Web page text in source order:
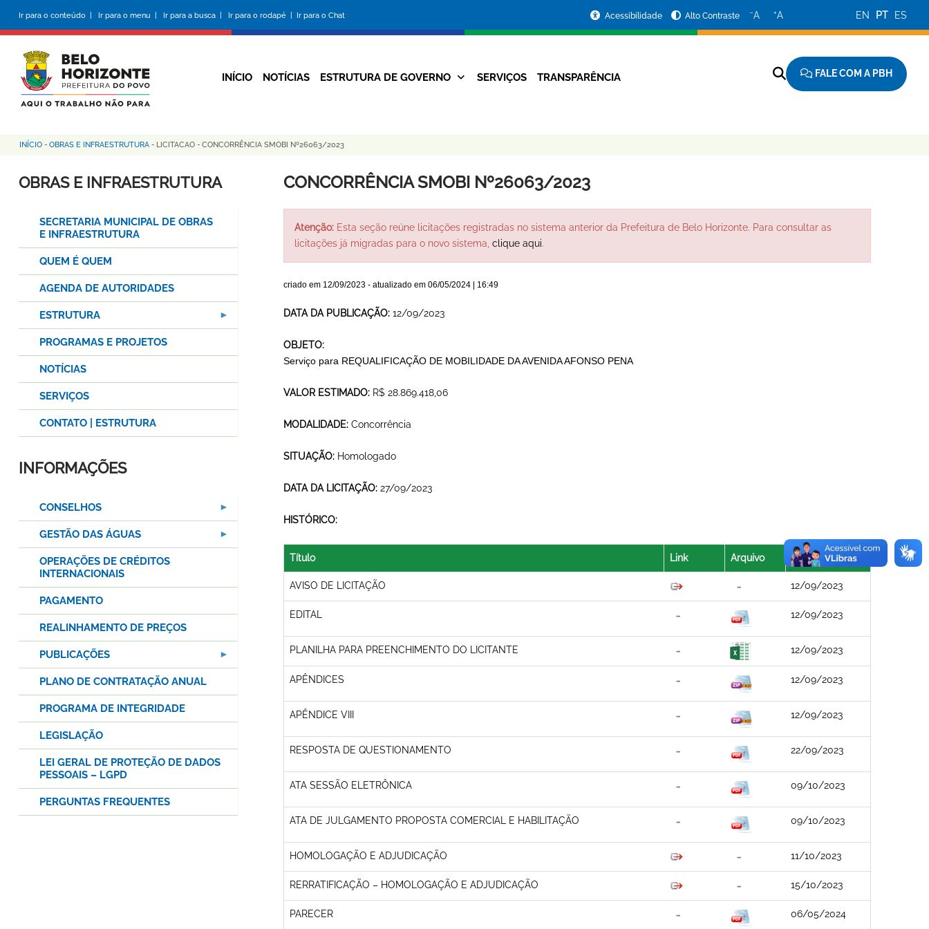
conteúdo
principal
Ir para o conteúdo | Ir para o menu | Ir para a busca | Ir para o rodapé | Ir para o Chat
da
Prefeitura
Acessibilidade Alto Contraste −A +A EN PT ES
Navegação
INÍCIO NOTÍCIAS ESTRUTURA DE GOVERNO SERVIÇOS TRANSPARÊNCIA FALE COM A PBH
Trilha
de
INÍCIO - OBRAS E INFRAESTRUTURA - LICITACAO - CONCORRÊNCIA SMOBI Nº26063/2023
CONCORRÊNCIA SMOBI Nº26063/2023
Atenção:Esta seção reúne licitações registradas no sistema anterior da Prefeitura de Belo Horizonte. Para consultar as
licitações já migradas para o novo sistema, clique aqui.
criado em 12/09/2023- atualizado em 06/05/2024 | 16:49
DATA DA PUBLICAÇÃO: 12/09/2023
OBJETO:
Serviço para REQUALIFICAÇÃO DE MOBILIDADE DA AVENIDA AFONSO PENA
VALOR ESTIMADO: R$ 28.869.418,06
MODALIDADE: Concorrência
SITUAÇÃO: Homologado
DATA DA LICITAÇÃO: 27/09/2023
HISTÓRICO:
Título Link Arquivo Data
AVISO DE LICITAÇÃO 12/09/2023
EDITAL 12/09/2023
PLANILHA PARA PREENCHIMENTO DO LICITANTE 12/09/2023
APÊNDICES 12/09/2023
APÊNDICE VIII 12/09/2023
RESPOSTA DE QUESTIONAMENTO 22/09/2023
ATA SESSÃO ELETRÔNICA 09/10/2023
ATA DE JULGAMENTO PROPOSTA COMERCIAL E HABILITAÇÃO 09/10/2023
HOMOLOGAÇÃO E ADJUDICAÇÃO 11/10/2023
RERRATIFICAÇÃO – HOMOLOGAÇÃO E ADJUDICAÇÃO 15/10/2023
PARECER 06/05/2024
OBRAS E INFRAESTRUTURA
SECRETARIA MUNICIPAL DE OBRAS
E INFRAESTRUTURA
QUEM É QUEM
AGENDA DE AUTORIDADES
ESTRUTURA
PROGRAMAS E PROJETOS
NOTÍCIAS
SERVIÇOS
CONTATO | ESTRUTURA
INFORMAÇÕES
CONSELHOS
GESTÃO DAS ÁGUAS
OPERAÇÕES DE CRÉDITOS
INTERNACIONAIS
PAGAMENTO
REALINHAMENTO DE PREÇOS
PUBLICAÇÕES
PLANO DE CONTRATAÇÃO ANUAL
PROGRAMA DE INTEGRIDADE
LEGISLAÇÃO
LEI GERAL DE PROTEÇÃO DE DADOS
PESSOAIS – LGPD
PERGUNTAS FREQUENTES